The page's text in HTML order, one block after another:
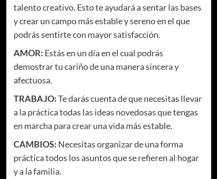
talento creativo. Esto te ayudará a sentar las bases
y crear un campo más estable y sereno en el que
podrás sentirte con mayor satisfacción.
AMOR: Estás en un día en el cual podrás
demostrar tu cariño de una manera sincera y
afectuosa.
TRABAJO:Te darás cuenta de que necesitas llevar
a la práctica todas las ideas novedosas que tengas
en marcha para crear una vida más estable.
CAMBIOS: Necesitas organizar de una forma
práctica todos los asuntos que se refieren al hogar
y a la familia.